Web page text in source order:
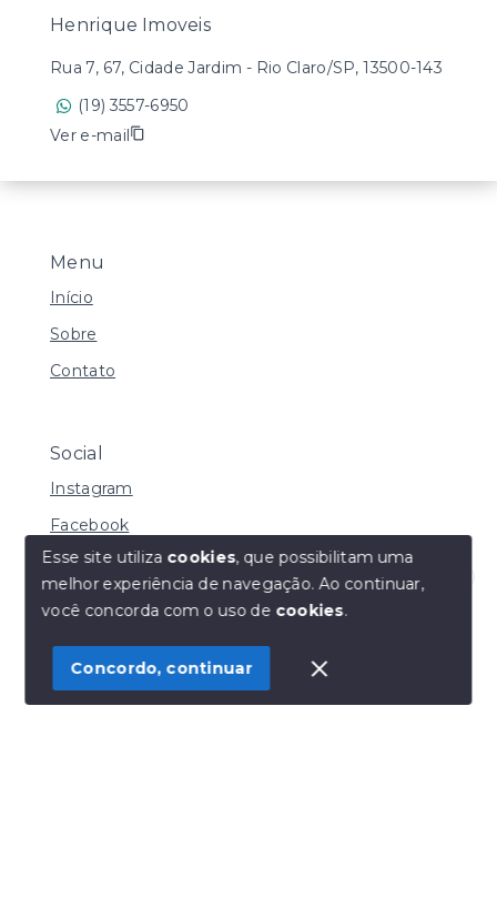
Olá! Estamos disponíveis para te ajudar.
Menu
Início
Sobre
Contato
Social
Instagram
Facebook
© Copyright 2026 - Henrique Imoveis - Todos os
SITE PARA IMOBILIARIA
Henrique Imoveis
Rua 7, 67, Cidade Jardim - Rio Claro/SP, 13500-143
(19) 3557-6950
Ver e-mail
Esse site utiliza cookies, que possibilitam uma
melhor experiência de navegação.Ao continuar,
você concorda com o uso de cookies.
Concordo, continuar